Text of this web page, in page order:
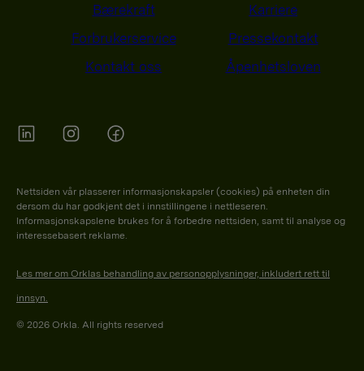
Bærekraft
Karriere
Forbrukerservice
Pressekontakt
Kontakt oss
Åpenhetsloven
Nettsiden vår plasserer informasjonskapsler (cookies) på enheten din
dersom du har godkjent det i innstillingene i nettleseren.
Informasjonskapslene brukes for å forbedre nettsiden, samt til analyse og
interessebasert reklame.
Les mer om Orklas behandling av personopplysninger, inkludert rett til
innsyn.
© 2026 Orkla. All rights reserved